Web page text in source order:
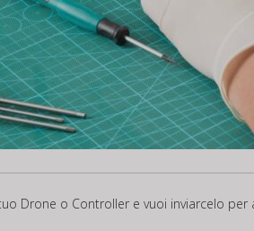
Drone o Controller e vuoi inviarcelo